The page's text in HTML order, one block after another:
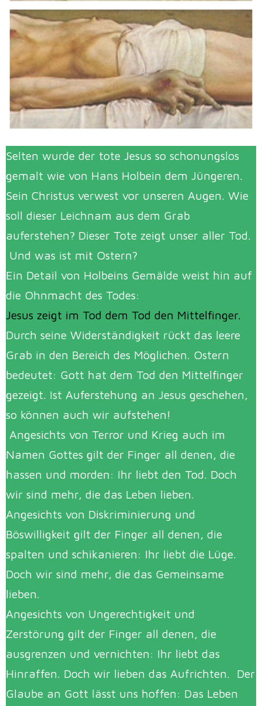
Selten wurde der tote Jesus so schonungslos
gemalt wie von Hans Holbein dem Jüngeren.
Sein Christus verwest vor unseren Augen. Wie
soll dieser Leichnam aus dem Grab
auferstehen? Dieser Tote zeigt unser aller Tod.
Und was ist mit Ostern?
Ein Detail von Holbeins Gemälde weist hin auf
die Ohnmacht des Todes:
Jesus zeigt im Tod dem Tod den Mittelfinger.
Durch seine Widerständigkeit rückt das leere
Grab in den Bereich des Möglichen. Ostern
bedeutet: Gott hat dem Tod den Mittelfinger
gezeigt. Ist Auferstehung an Jesus geschehen,
so können auch wir aufstehen!
Angesichts von Terror und Krieg auch im
Namen Gottes gilt der Finger all denen, die
hassen und morden: Ihr liebt den Tod. Doch
wir sind mehr, die das Leben lieben.
Angesichts von Diskriminierung und
Böswilligkeit gilt der Finger all denen, die
spalten und schikanieren: Ihr liebt die Lüge.
Doch wir sind mehr, die das Gemeinsame
lieben.
Angesichts von Ungerechtigkeit und
Zerstörung gilt der Finger all denen, die
ausgrenzen und vernichten: Ihr liebt das
Hinraffen. Doch wir lieben das Aufrichten. Der
Glaube an Gott lässt uns hoffen: Das Leben